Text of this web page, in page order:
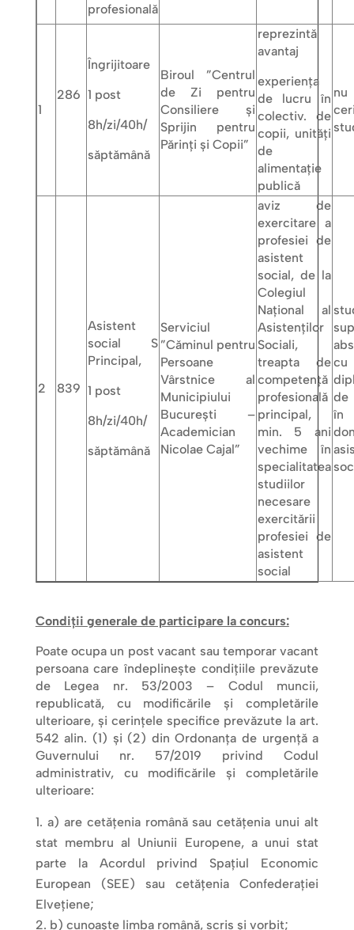
profesională
1
286
Îngrijitoare
1 post
8h/zi/40h/
săptămână
Biroul ”Centrul
de Zi pentru
Consiliere și
Sprijin pentru
Părinți și Copii”
reprezintă
avantaj
experiența
de lucru în
colectiv. de
copii, unităţi
de
alimentație
publică
nu
2 839
Asistent
social S
Principal,
1 post
8h/zi/40h/
săptămână
Serviciul
”Căminul pentru
Persoane
Vârstnice al
Municipiului
București –
Academician
Nicolae Cajal”
aviz de
exercitare a
profesiei de
asistent
social, de la
Colegiul
Naţional al
Asistenţilor
Sociali,
treapta de
competență
profesională
principal,
min. 5 ani
vechime în
specialitatea
studiilor
necesare
exercitării
profesiei de
asistent
social
cu
de
în
Condiţii generale de participare la concurs:
Poate ocupa un post vacant sau temporar vacant
persoana care îndeplineşte condiţiile prevăzute
de Legea nr. 53/2003 – Codul muncii,
republicată, cu modificările şi completările
ulterioare, şi cerinţele specifice prevăzute la art.
542 alin. (1) şi (2) din Ordonanţa de urgenţă a
Guvernului nr. 57/2019 privind Codul
administrativ, cu modificările şi completările
ulterioare:
a) are cetăţenia română sau cetăţenia unui alt
stat membru al Uniunii Europene, a unui stat
parte la Acordul privind Spaţiul Economic
European (SEE) sau cetăţenia Confederaţiei
Elveţiene;
b) cunoaşte limba română, scris şi vorbit;